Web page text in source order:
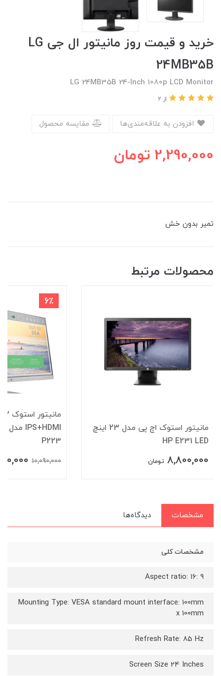
خرید و قیمت روز مانیتور ال جی LG
24MB35B
LG 24MB35B 24-Inch 1080p LCD Monitor
از 2
مقایسه محصول
2,290,000 تومان
تمیر بدون خش
محصولات مرتبط
مانیتور استوک اچ پی مدل 23 اینچ
HP E231 LED
8,800,000 تومان
6٪
P223
10,090,000
مشخصات دیدگاه‌ها
مشخصات کلی
Aspect ratio: 16: 9
Mounting Type: VESA standard mount interface: 100mm
x 100mm
Refresh Rate: 85 Hz
Screen Size 24 Inches